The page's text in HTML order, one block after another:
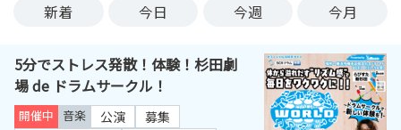
新着 今日 今週 今月
5分でストレス発散！体験！杉田劇
場 de ドラムサークル！
開催中 音楽 公演
募集